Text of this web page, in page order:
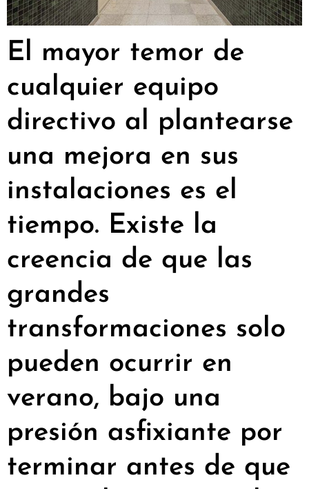
El mayor temor de
cualquier equipo
directivo al plantearse
una mejora en sus
instalaciones es el
tiempo. Existe la
creencia de que las
grandes
transformaciones solo
pueden ocurrir en
verano, bajo una
presión asfixiante por
terminar antes de que